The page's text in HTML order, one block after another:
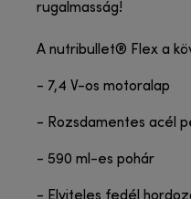
rugalmasság!
A nutribullet® Flex a
- 7,4 V-os motoralap
- Rozsdamentes acél
- 590 ml-es pohár